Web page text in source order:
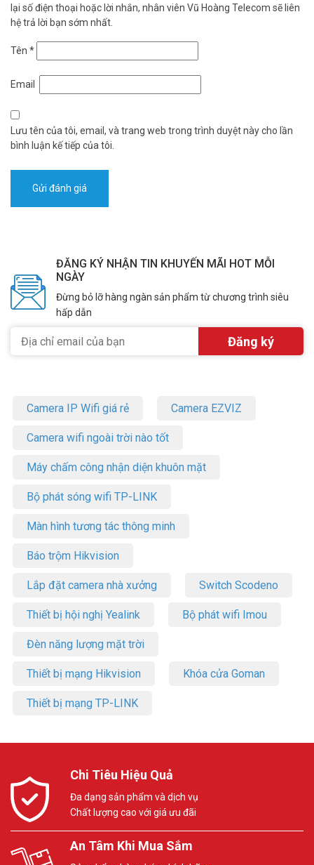
lại số điện thoại hoặc lời nhắn, nhân viên Vũ Hoàng Telecom sẽ liên
hệ trả lời bạn sớm nhất.
Tên *
Email
Lưu tên của tôi, email, và trang web trong trình duyệt này cho lần
bình luận kế tiếp của tôi.
ĐĂNG KÝ NHẬN TIN KHUYẾN MÃI HOT MỖI
NGÀY
Đừng bỏ lỡ hàng ngàn sản phẩm từ chương trình siêu
hấp dẫn
Camera IP Wifi giá rẻ Camera EZVIZ
Camera wifi ngoài trời nào tốt
Máy chấm công nhận diện khuôn mặt
Bộ phát sóng wifi TP-LINK
Màn hình tương tác thông minh
Báo trộm Hikvision
Lắp đặt camera nhà xưởng Switch Scodeno
Thiết bị hội nghị Yealink Bộ phát wifi Imou
Đèn năng lượng mặt trời
Thiết bị mạng Hikvision Khóa cửa Goman
Thiết bị mạng TP-LINK
Chi Tiêu Hiệu Quả
Đa dạng sản phẩm và dịch vụ
Chất lượng cao với giá ưu đãi
An Tâm Khi Mua Sắm